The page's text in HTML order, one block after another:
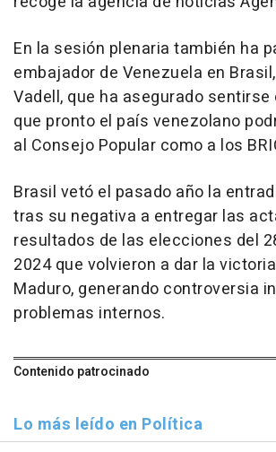
En la sesión plenaria también ha
embajador de Venezuela en
Vadell, que ha asegurado
que pronto el país venezolano
al Consejo Popular como a los
Brasil vetó el pasado año la
tras su negativa a entregar las
resultados de las elecciones del
2024 que volvieron a dar la
Maduro, generando controversia
problemas internos.
Contenido patrocinado
Lo más leído en Política